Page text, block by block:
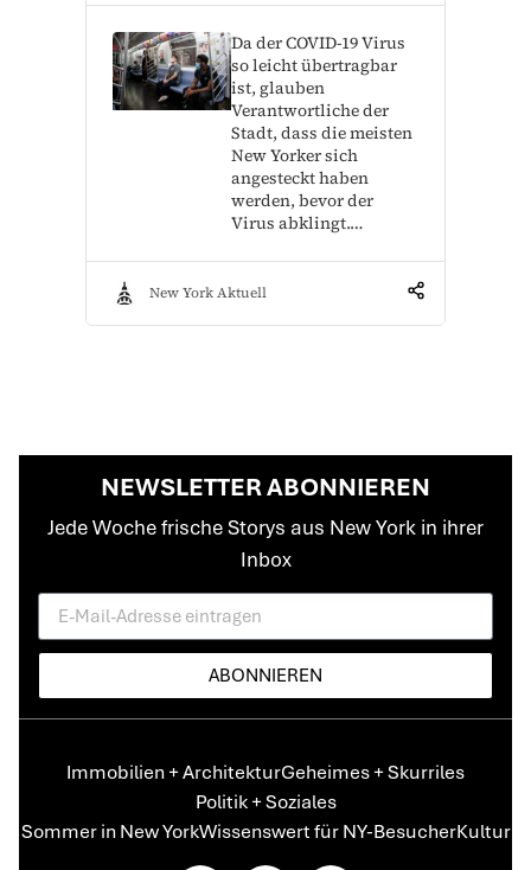
Da der COVID-19 Virus
so leicht übertragbar
ist, glauben
Verantwortliche der
Stadt, dass die meisten
New Yorker sich
angesteckt haben
werden, bevor der
Virus abklingt.…
New York Aktuell
NEWSLETTER ABONNIEREN
Jede Woche frische Storys aus New York in ihrer
Inbox
ABONNIEREN
Immobilien + ArchitekturGeheimes + Skurriles
Politik + Soziales
Sommer in New YorkWissenswert für NY-BesucherKultur